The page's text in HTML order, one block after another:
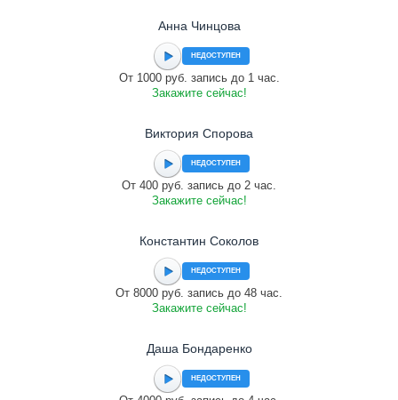
Анна Чинцова
НЕДОСТУПЕН
От 1000 руб. запись до 1 час.
Закажите сейчас!
Виктория Спорова
НЕДОСТУПЕН
От 400 руб. запись до 2 час.
Закажите сейчас!
Константин Соколов
НЕДОСТУПЕН
От 8000 руб. запись до 48 час.
Закажите сейчас!
Даша Бондаренко
НЕДОСТУПЕН